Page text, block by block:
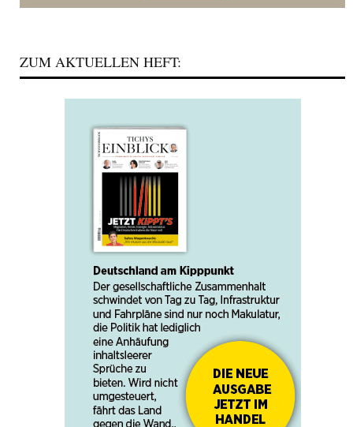
ZUM AKTUELLEN HEFT: